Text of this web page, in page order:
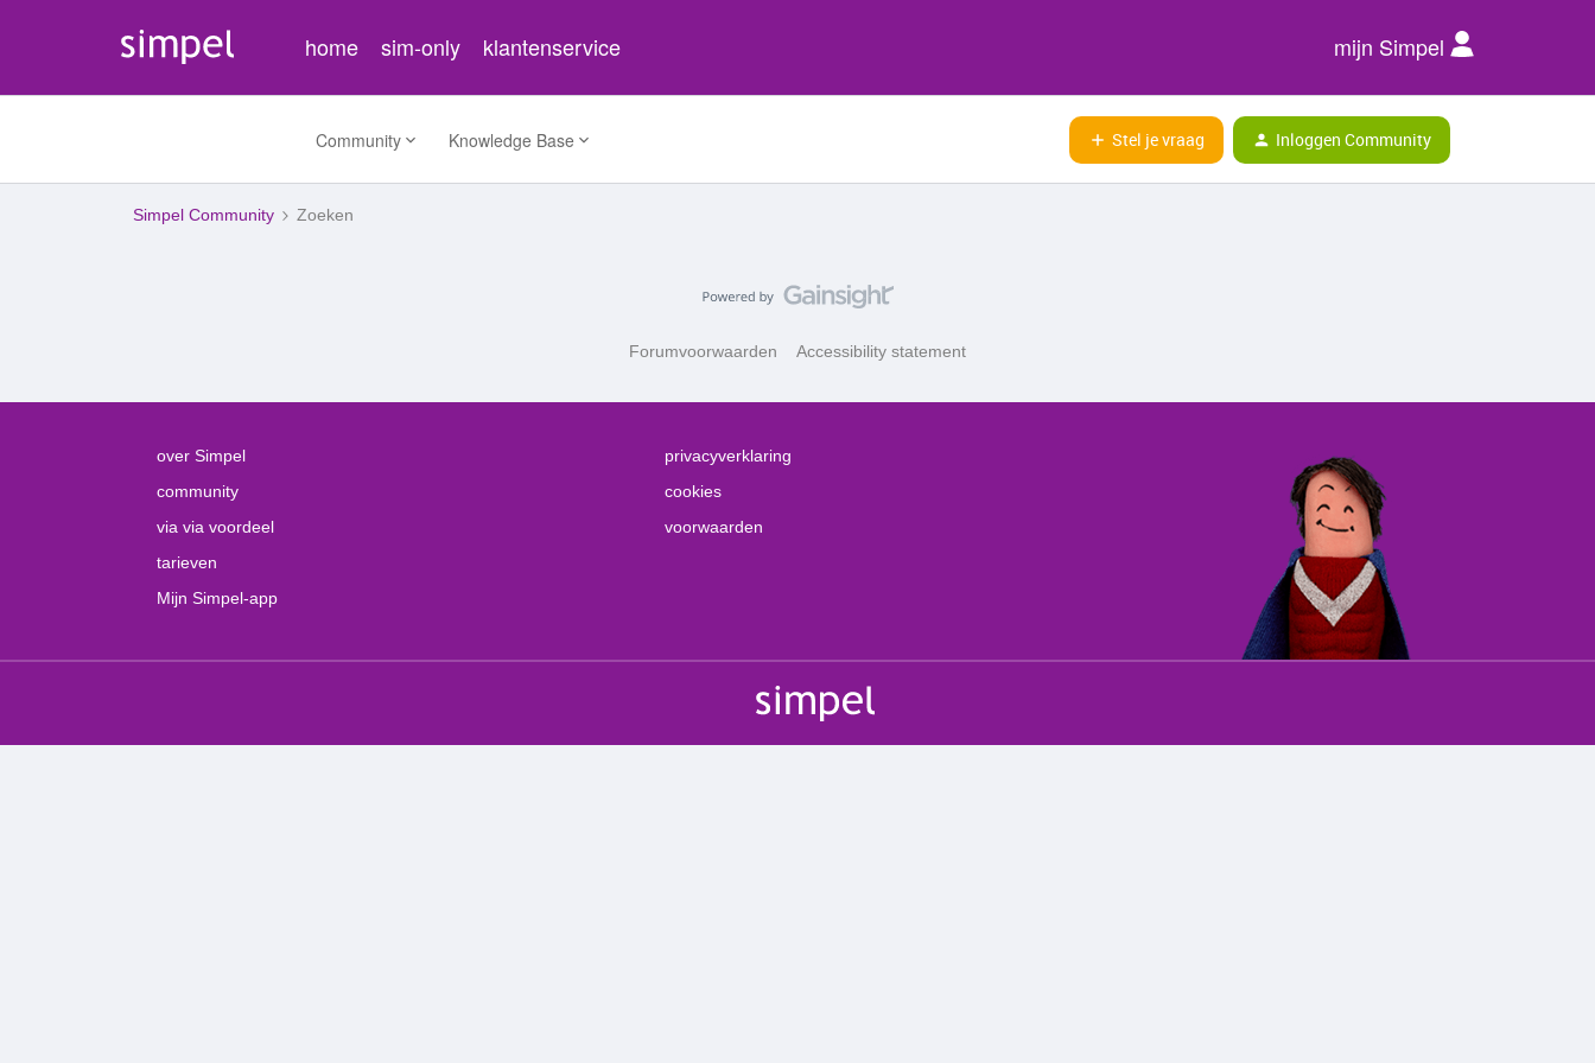
home sim-only klantenservice mijn Simpel
Community Knowledge Base Stel je vraag Inloggen Community
Simpel Community Zoeken
Forumvoorwaarden Accessibility statement
over Simpel
community
via via voordeel
tarieven
Mijn Simpel-app
privacyverklaring
cookies
voorwaarden